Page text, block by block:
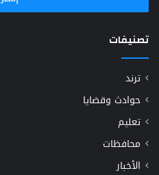
تصنيفات
ترند
حوادث وقضايا
تعليم
محافظات
الأخبار